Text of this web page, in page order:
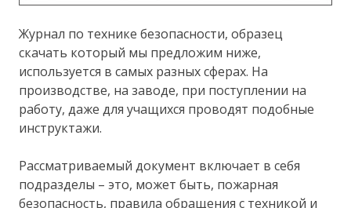
Журнал по технике безопасности, образец
скачать который мы предложим ниже,
используется в самых разных сферах. На
производстве, на заводе, при поступлении на
работу, даже для учащихся проводят подобные
инструктажи.
Рассматриваемый документ включает в себя
подразделы – это, может быть, пожарная
безопасность, правила обращения с техникой и